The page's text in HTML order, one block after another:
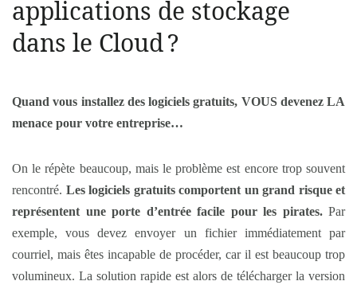
applications de stockage
dans le Cloud ?
Quand vous installez des logiciels gratuits, VOUS devenez LA
menace pour votre entreprise…
On le répète beaucoup, mais le problème est encore trop souvent
rencontré. Les logiciels gratuits comportent un grand risque et
représentent une porte d’entrée facile pour les pirates. Par
exemple, vous devez envoyer un fichier immédiatement par
courriel, mais êtes incapable de procéder, car il est beaucoup trop
volumineux. La solution rapide est alors de télécharger la version